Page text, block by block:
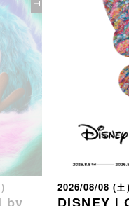
2026/08/08 (